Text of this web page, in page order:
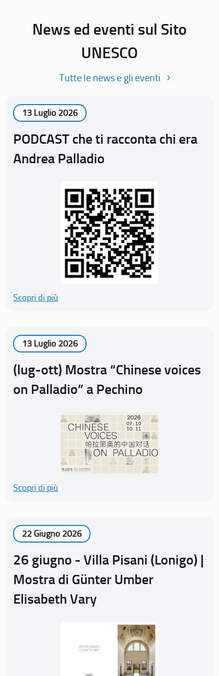
News ed eventi sul Sito
UNESCO
Tutte le news e gli eventi
13 Luglio 2026
PODCAST che ti racconta chi era
Andrea Palladio
Scopri di più
13 Luglio 2026
(lug-ott) Mostra “Chinese voices
on Palladio” a Pechino
Scopri di più
22 Giugno 2026
26 giugno - Villa Pisani (Lonigo) |
Mostra di Günter Umber
Elisabeth Vary